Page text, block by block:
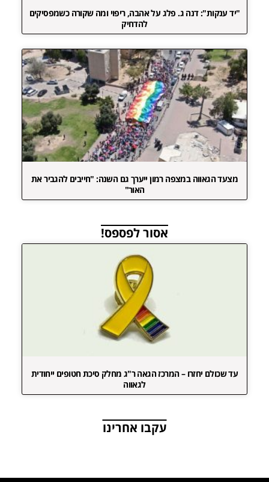
"יד ענקות": דנה ג. פלג על אהבה, ריפוי ומה שקורה כשמפסיקים
להדחיק
מצעד הגאווה במצפה רמון ייערך גם השנה: "חייבים להגביר את
האור"
אסור לפספס!
עד שכולם יחזרו – המרכז הגאה ר"ג מחלק סיכת חטופים ייחודית
לגאווה
עקבו אחרינו